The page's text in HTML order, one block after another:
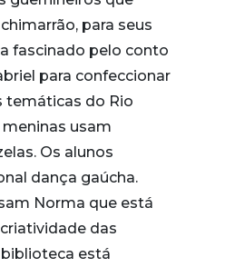
para seus
fascinado pelo conto
para confeccionar
temáticas do Rio
meninas usam
Os alunos
dança gaúcha.
Norma que está
das
biblioteca está